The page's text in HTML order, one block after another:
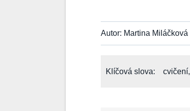
Autor: Martina Miláčková
Klíčová slova: cvičení,